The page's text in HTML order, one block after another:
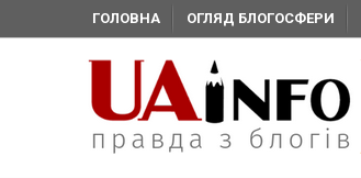
ГОЛОВНА ОГЛЯД БЛОГОСФЕРИ